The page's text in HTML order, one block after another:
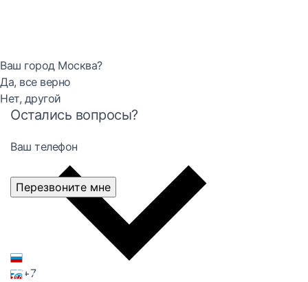
Ваш город Москва?
Да, все верно
Нет, другой
Остались вопросы?
Ваш телефон
+7
Перезвоните мне